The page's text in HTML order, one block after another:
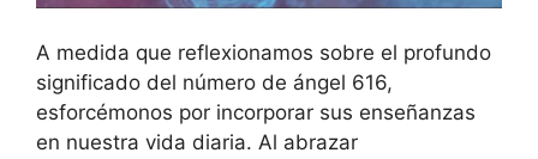
A medida que reflexionamos sobre el profundo
significado del número de ángel 616,
esforcémonos por incorporar sus enseñanzas
en nuestra vida diaria. Al abrazar